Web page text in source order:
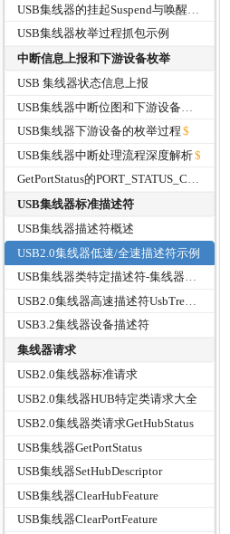
USB集线器枚举过程抓包示例
中断信息上报和下游设备枚举
USB 集线器状态信息上报
USB集线器下游设备的枚举过程
USB集线器中断处理流程深度解析
GetPortStatus的PORT_STATUS_CONNECT和PORT_STATUS_ENABLE
USB集线器标准描述符
USB集线器描述符概述
USB2.0集线器低速/全速描述符示例
USB集线器类特定描述符-集线器类描述符
USB3.2集线器设备描述符
集线器请求
USB2.0集线器标准请求
USB2.0集线器HUB特定类请求大全
USB2.0集线器类请求GetHubStatus
USB集线器GetPortStatus
USB集线器SetHubDescriptor
USB集线器ClearHubFeature
USB集线器ClearPortFeature